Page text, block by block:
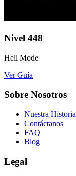
Nivel 448
Hell Mode
Ver Guía
Sobre Nosotros
Nuestra Historia
Contáctanos
FAQ
Blog
Legal